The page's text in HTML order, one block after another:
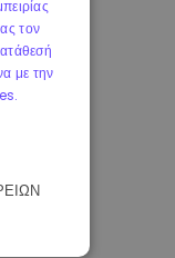
τον
με την